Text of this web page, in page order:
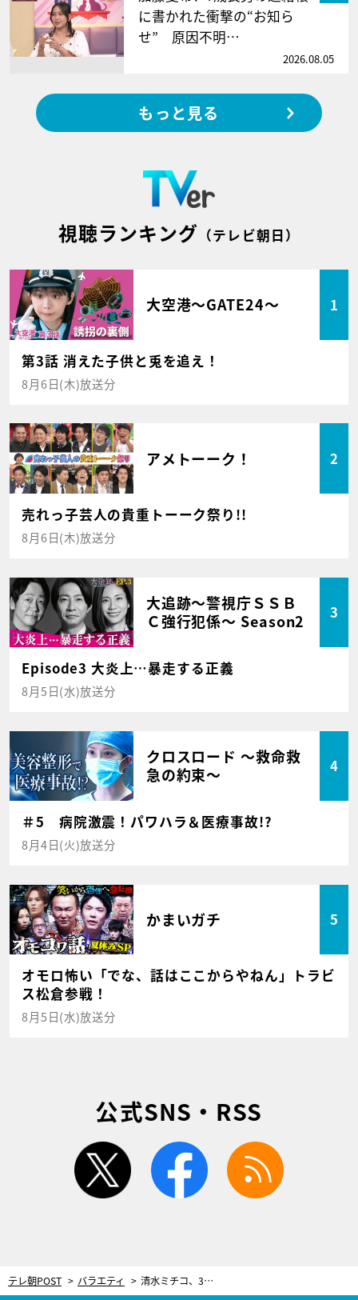
に書かれた衝撃の“お知ら
せ” 原因不明…
2026.08.05
もっと見る
視聴ランキング （テレビ朝日）
大空港～GATE24～ 1
第3話 消えた子供と兎を追え！
8月6日(木)放送分
アメトーーク！ 2
売れっ子芸人の貴重トーーク祭り!!
8月6日(木)放送分
大追跡～警視庁ＳＳＢ
Ｃ強行犯係～ Season2
3
Episode3 大炎上…暴走する正義
8月5日(水)放送分
クロスロード ～救命救
急の約束～
4
＃5 病院激震！パワハラ＆医療事故!?
8月4日(火)放送分
かまいガチ 5
オモロ怖い「でな、話はここからやねん」トラビ
ス松倉参戦！
8月5日(水)放送分
公式SNS・RSS
twitter facebook
テレ朝POST バラエティ 清水ミチコ、33歳の愛娘が結婚！身内だけのささやかな式…スピーチでは号泣